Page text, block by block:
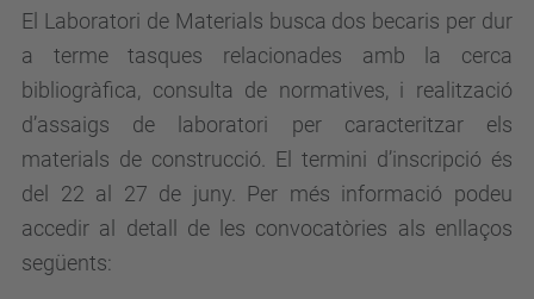
El Laboratori de Materials busca dos becaris per dur
a terme tasques relacionades amb la cerca
bibliogràfica, consulta de normatives, i realització
d’assaigs de laboratori per caracteritzar els
materials de construcció. El termini d’inscripció és
del 22 al 27 de juny. Per més informació podeu
accedir al detall de les convocatòries als enllaços
següents: